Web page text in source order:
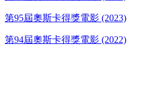
第95屆奧斯卡得獎電影 (2023)
第94屆奧斯卡得獎電影 (2022)